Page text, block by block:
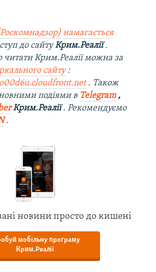
намагається
до сайтуКрим.Реалії.
Крим.Реалії можна за
сайту:
. Також
подіями в Telegram,
Крим.Реалії. Рекомендуємо
.
новини просто до кишені
мобільну програму
Крим.Реалії